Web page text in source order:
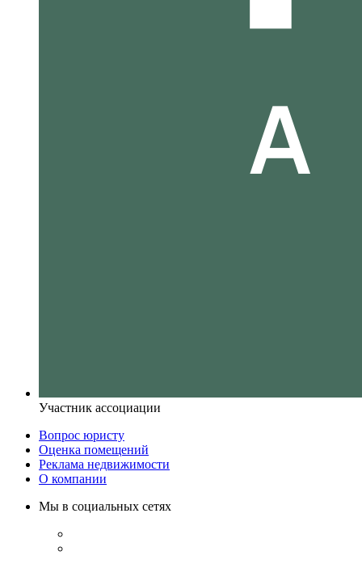
Участник ассоциации
Вопрос юристу
Оценка помещений
Реклама недвижимости
О компании
Мы в социальных сетях